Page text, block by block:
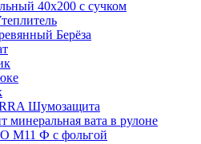
40х200 с сучком
Берёза
Шумозащита
минеральная вата в рулоне
M11 Ф с фольгой